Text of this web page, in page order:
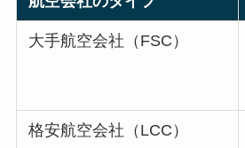
大手航空会社（FSC）
格安航空会社（LCC）